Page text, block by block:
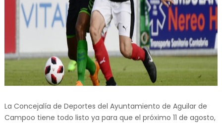
La Concejalía de Deportes del Ayuntamiento de Aguilar de
Campoo tiene todo listo ya para que el próximo 11 de agosto,